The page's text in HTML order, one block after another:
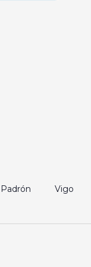
Padrón Vigo